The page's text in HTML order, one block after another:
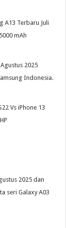
A13 Terbaru Juli
mAh
2025
Indonesia.
Vs iPhone 13
2025 dan
seri Galaxy A03